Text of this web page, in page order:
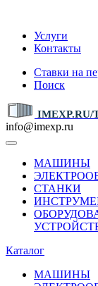
Услуги
Контакты
Ставки на
Поиск
IMEXP.RU/
info@imexp.ru
МАШИНЫ
СТАНКИ
Каталог
МАШИНЫ